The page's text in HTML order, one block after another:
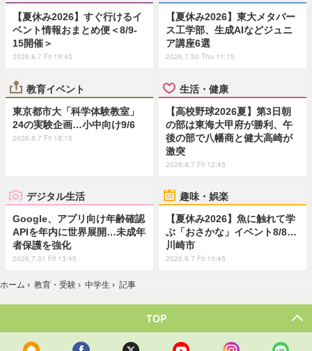
【夏休み2026】すぐ行けるイ
ベント情報おまとめ便＜8/9-
15開催＞
2026.8.7 Fri 19:45
【夏休み2026】東大メタバー
ス工学部、生成AIなどジュニ
ア講座6選
2026.7.30 Thu 11:15
教育イベント
東京都市大「科学体験教室」
24の実験企画…小中向け9/6
2026.8.7 Fri 18:15
生活・健康
【高校野球2026夏】第3日朝
の部は東海大甲府が勝利、午
後の部で八幡商と健大高崎が
激突
2026.8.7 Fri 12:45
デジタル生活
Google、アプリ向け年齢確認
APIを年内に世界展開…未成年
者保護を強化
2026.7.31 Fri 13:45
趣味・娯楽
【夏休み2026】魚に触れて学
ぶ「おさかな」イベント8/8…
川崎市
2026.8.7 Fri 10:45
ホーム › 教育・受験 › 中学生 › 記事
TOP